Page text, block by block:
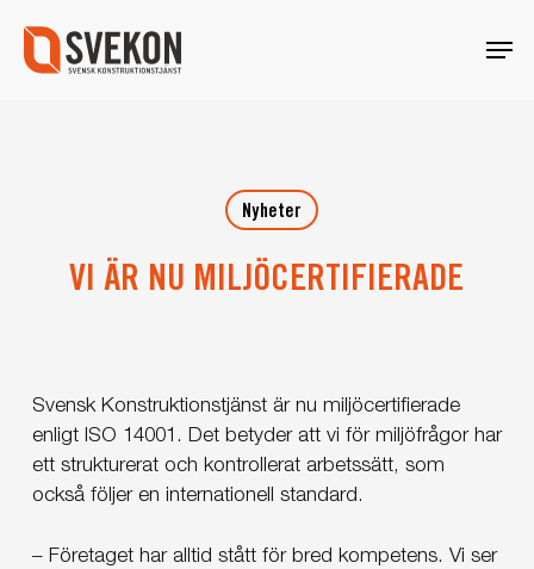
main
Menu
Nyheter
VI ÄR NU MILJÖCERTIFIERADE
Svensk Konstruktionstjänst är nu miljöcertifierade
enligt ISO 14001. Det betyder att vi för miljöfrågor har
ett strukturerat och kontrollerat arbetssätt, som
också följer en internationell standard.
– Företaget har alltid stått för bred kompetens. Vi ser